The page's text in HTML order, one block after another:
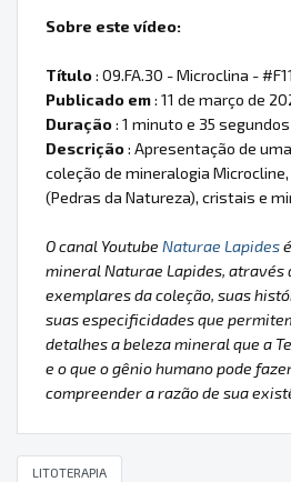
Sobre este vídeo:
Título: 09.FA.30 - Microclina -
Publicado em: 11 de março de
Duração: 1 minuto e 35 segundos
Descrição: Apresentação de
coleção de mineralogia
(Pedras da Natureza), cristais e
O canal Youtube Naturae Lapides
mineral Naturae Lapides, através
exemplares da coleção, suas
suas especificidades que
detalhes a beleza mineral que a
e o que o gênio humano pode
compreender a razão de sua
LITOTERAPIA